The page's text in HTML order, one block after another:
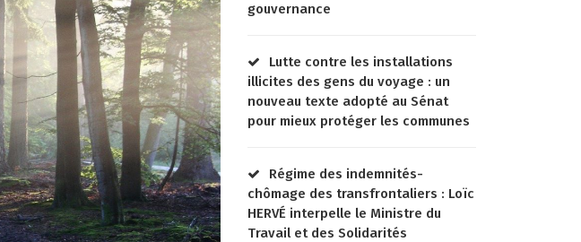
gouvernance
Lutte contre les installations
illicites des gens du voyage : un
nouveau texte adopté au Sénat
pour mieux protéger les communes
Régime des indemnités-
chômage des transfrontaliers : Loïc
HERVÉ interpelle le Ministre du
Travail et des Solidarités